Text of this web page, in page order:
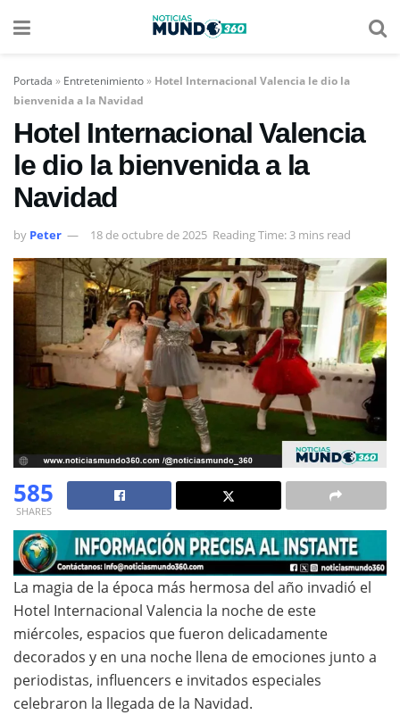
Portada » Entretenimiento» Hotel Internacional Valencia le dio la
bienvenida a la Navidad
Hotel Internacional Valencia
le dio la bienvenida a la
Navidad
by Peter 18 de octubre de 2025 Reading Time: 3 mins read
585
SHARES
La magia de la época más hermosa del año invadió el
Hotel Internacional Valencia la noche de este
miércoles, espacios que fueron delicadamente
decorados y en una noche llena de emociones junto a
periodistas, influencers e invitados especiales
celebraron la llegada de la Navidad.